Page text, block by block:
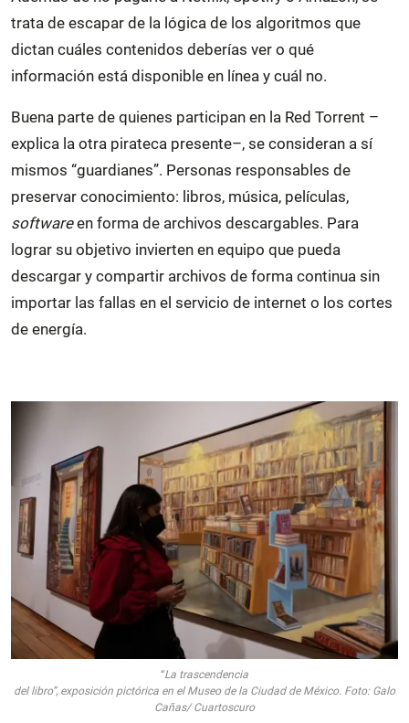
trata de escapar de la lógica de los algoritmos que
dictan cuáles contenidos deberías ver o qué
información está disponible en línea y cuál no.
Buena parte de quienes participan en la Red Torrent –
explica la otra pirateca presente–, se consideran a sí
mismos “guardianes”. Personas responsables de
preservar conocimiento: libros, música, películas,
softwareen forma de archivos descargables. Para
lograr su objetivo invierten en equipo que pueda
descargar y compartir archivos de forma continua sin
importar las fallas en el servicio de internet o los cortes
de energía.
“La trascendencia
del libro”, exposición pictórica en el Museo de la Ciudad de México. Foto: Galo
Cañas/ Cuartoscuro